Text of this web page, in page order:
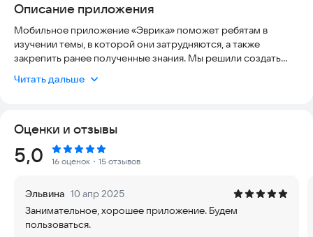
Описание приложения
Мобильное приложение «Эврика» поможет ребятам в
изучении темы, в которой они затрудняются, а также
закрепить ранее полученные знания. Мы решили создать
Читать дальше
Оценки и отзывы
Рейтинг:
5,0 16 оценок ・15 отзывов
Эльвина 10 апр 2025
Занимательное, хорошее приложение. Будем
пользоваться.